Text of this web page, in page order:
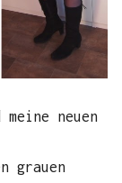
neuen
grauen